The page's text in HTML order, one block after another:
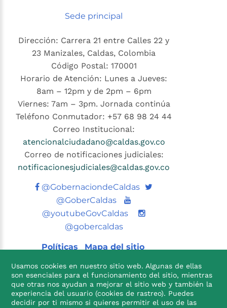
Sede principal
Dirección: Carrera 21 entre Calles 22 y
23 Manizales, Caldas, Colombia
Código Postal: 170001
Horario de Atención: Lunes a Jueves:
8am – 12pm y de 2pm – 6pm
Viernes: 7am – 3pm. Jornada continúa
Teléfono Conmutador: +57 68 98 24 44
Correo Institucional:
atencionalciudadano@caldas.gov.co
Correo de notificaciones judiciales:
notificacionesjudiciales@caldas.gov.co
@GobernaciondeCaldas Twitter
@GoberCaldas
Youtube
@youtubeGovCaldas
@gobercaldas
Políticas Mapa del sitio
Usamos cookies en nuestro sitio web. Algunas de ellas
son esenciales para el funcionamiento del sitio, mientras
que otras nos ayudan a mejorar el sitio web y también la
experiencia del usuario (cookies de rastreo). Puedes
decidir por ti mismo si quieres permitir el uso de las